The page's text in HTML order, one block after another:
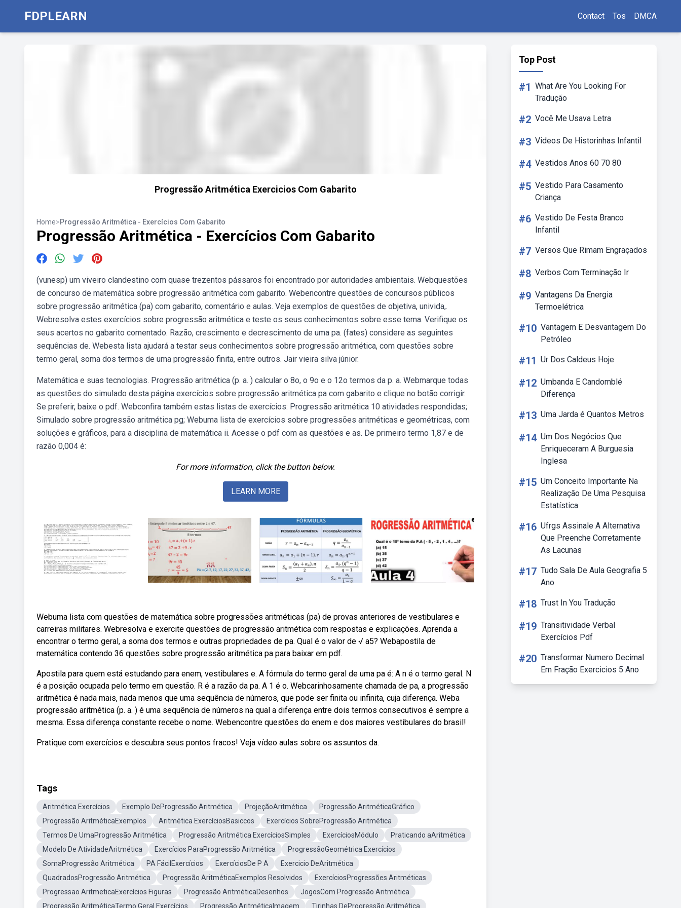
FDPLEARN Contact Tos DMCA
Progressão Aritmética Exercicios Com Gabarito
Home>Progressão Aritmética - Exercícios Com Gabarito
Progressão Aritmética - Exercícios Com Gabarito
(vunesp) um viveiro clandestino com quase trezentos pássaros foi encontrado por autoridades ambientais. Webquestões
de concurso de matemática sobre progressão aritmética com gabarito. Webencontre questões de concursos públicos
sobre progressão aritmética (pa) com gabarito, comentário e aulas. Veja exemplos de questões de objetiva, univida,.
Webresolva estes exercícios sobre progressão aritmética e teste os seus conhecimentos sobre esse tema. Verifique os
seus acertos no gabarito comentado. Razão, crescimento e decrescimento de uma pa. (fates) considere as seguintes
sequências de. Webesta lista ajudará a testar seus conhecimentos sobre progressão aritmética, com questões sobre
termo geral, soma dos termos de uma progressão finita, entre outros. Jair vieira silva júnior.
Matemática e suas tecnologias. Progressão aritmética (p. a. ) calcular o 8o, o 9o e o 12o termos da p. a. Webmarque todas
as questões do simulado desta página exercícios sobre progressão aritmética pa com gabarito e clique no botão corrigir.
Se preferir, baixe o pdf. Webconfira também estas listas de exercícios: Progressão aritmética 10 atividades respondidas;
Simulado sobre progressão aritmética pg; Webuma lista de exercícios sobre progressões aritméticas e geométricas, com
soluções e gráficos, para a disciplina de matemática ii. Acesse o pdf com as questões e as. De primeiro termo 1,87 e de
razão 0,004 é:
For more information, click the button below.
LEARN MORE
Webuma lista com questões de matemática sobre progressões aritméticas (pa) de provas anteriores de vestibulares e
carreiras militares. Webresolva e exercite questões de progressão aritmética com respostas e explicações. Aprenda a
encontrar o termo geral, a soma dos termos e outras propriedades de pa. Qual é o valor de √ a5? Webapostila de
matemática contendo 36 questões sobre progressão aritmética pa para baixar em pdf.
Apostila para quem está estudando para enem, vestibulares e. A fórmula do termo geral de uma pa é: A n é o termo geral. N
é a posição ocupada pelo termo em questão. R é a razão da pa. A 1 é o. Webcarinhosamente chamada de pa, a progressão
aritmética é nada mais, nada menos que uma sequência de números, que pode ser finita ou infinita, cuja diferença. Weba
progressão aritmética (p. a. ) é uma sequência de números na qual a diferença entre dois termos consecutivos é sempre a
mesma. Essa diferença constante recebe o nome. Webencontre questões do enem e dos maiores vestibulares do brasil!
Pratique com exercícios e descubra seus pontos fracos! Veja vídeo aulas sobre os assuntos da.
Tags
Aritmética Exercícios Exemplo DeProgressão Aritmética ProjeçãoAritmética
Progressão AritméticaGráfico
Progressão AritméticaExemplos
Aritmética ExercíciosBasiccos
Exercícios SobreProgressão Aritmética
Termos De UmaProgressão Aritmética
Progressão Aritmética ExercíciosSimples ExercíciosMódulo
Praticando aAritmética
Modelo De AtividadeAritmética
Exercícios ParaProgressão Aritmética
ProgressãoGeométrica Exercícios
SomaProgressão Aritmética
PA FácilExercícios ExercíciosDe P A
Exercicio DeAritmética
QuadradosProgressão Aritmética
Progressão AritméticaExemplos Resolvidos
ExercíciosProgressões Aritméticas
Progressao AritmeticaExercícios Figuras
Progressão AritméticaDesenhos
JogosCom Progressão Aritmética
Progressão AritméticaTermo Geral Exercícios
Progressão AritméticaImagem
Tirinhas DeProgressão Aritmética
Top Post
#1 What Are You Looking For
Tradução
#2 Você Me Usava Letra
#3 Videos De Historinhas Infantil
#4 Vestidos Anos 60 70 80
#5 Vestido Para Casamento
Criança
#6 Vestido De Festa Branco
Infantil
#7 Versos Que Rimam Engraçados
#8 Verbos Com Terminação Ir
#9 Vantagens Da Energia
Termoelétrica
#10 Vantagem E Desvantagem Do
Petróleo
#11 Ur Dos Caldeus Hoje
#12 Umbanda E Candomblé
Diferença
#13 Uma Jarda é Quantos Metros
#14 Um Dos Negócios Que
Enriqueceram A Burguesia
Inglesa
#15 Um Conceito Importante Na
Realização De Uma Pesquisa
Estatística
#16 Ufrgs Assinale A Alternativa
Que Preenche Corretamente
As Lacunas
#17 Tudo Sala De Aula Geografia 5
Ano
#18 Trust In You Tradução
#19 Transitividade Verbal
Exercícios Pdf
#20 Transformar Numero Decimal
Em Fração Exercicios 5 Ano